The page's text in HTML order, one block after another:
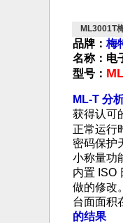
ML3001T
品牌： 梅
名称：电
型号：
ML-T 分
获得认可
正常运行
密码保护
小称量功
内置 ISO
做的修改
台面面积
的结果